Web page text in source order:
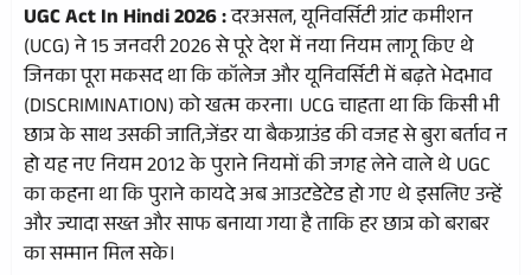
UGC Act In Hindi 2026 :दरअसल, यूनिवर्सिटी ग्रांट कमीशन
(UCG) ने 15 जनवरी 2026 से पूरे देश में नया नियम लागू किए थे
जिनका पूरा मकसद था कि कॉलेज और यूनिवर्सिटी में बढ़ते भेदभाव
(DISCRIMINATION) को खत्म करना। UCG चाहता था कि किसी भी
छात्र के साथ उसकी जाति,जेंडर या बैकग्राउंड की वजह से बुरा बर्ताव न
हो यह नए नियम 2012 के पुराने नियमों की जगह लेने वाले थे UGC
का कहना था कि पुराने कायदे अब आउटडेटेड हो गए थे इसलिए उन्हें
और ज्यादा सख्त और साफ बनाया गया है ताकि हर छात्र को बराबर
का सम्मान मिल सके।